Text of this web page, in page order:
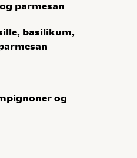
parmesan
basilikum,
og